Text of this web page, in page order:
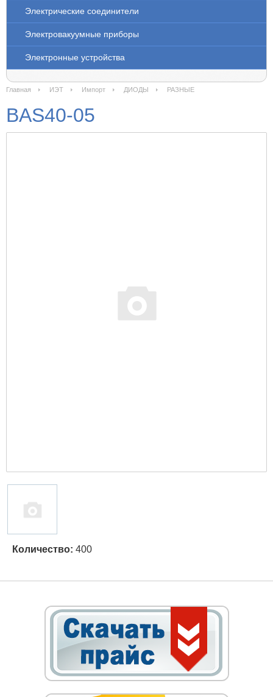
Электрические соединители
Электровакуумные приборы
Электронные устройства
Главная ИЭТ Импорт ДИОДЫ РАЗНЫЕ
BAS40-05
Количество: 400